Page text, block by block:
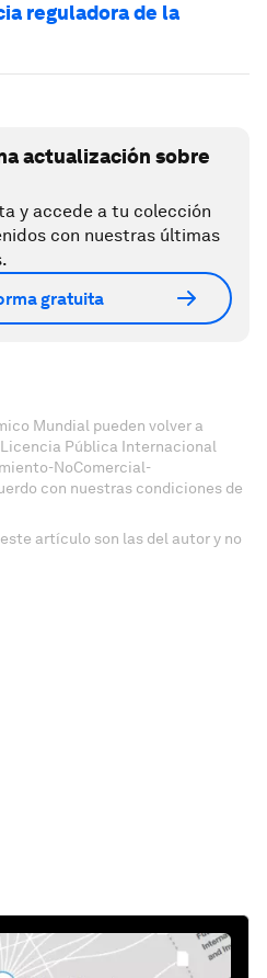
reguladora de la
actualización sobre
y accede a tu colección
con nuestras últimas
gratuita
Mundial pueden volver a
Pública Internacional
NoComercial-
con nuestras condiciones de
artículo son las del autor y no